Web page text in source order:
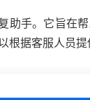
助手。它旨在
根据客服人员提